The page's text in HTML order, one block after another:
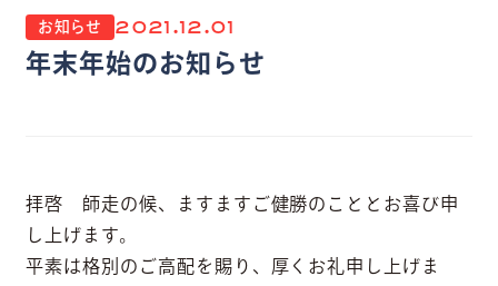
年末年始のお知らせ
お知らせ 2021.12.01
拝啓 師走の候、ますますご健勝のこととお喜び申
し上げます。
平素は格別のご高配を賜り、厚くお礼申し上げま